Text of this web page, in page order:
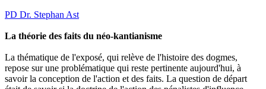
PD Dr. Stephan Ast
La théorie des faits du néo-kantianisme
La thématique de l'exposé, qui relève de l'histoire des dogmes,
repose sur une problématique qui reste pertinente aujourd'hui, à
savoir la conception de l'action et des faits. La question de départ